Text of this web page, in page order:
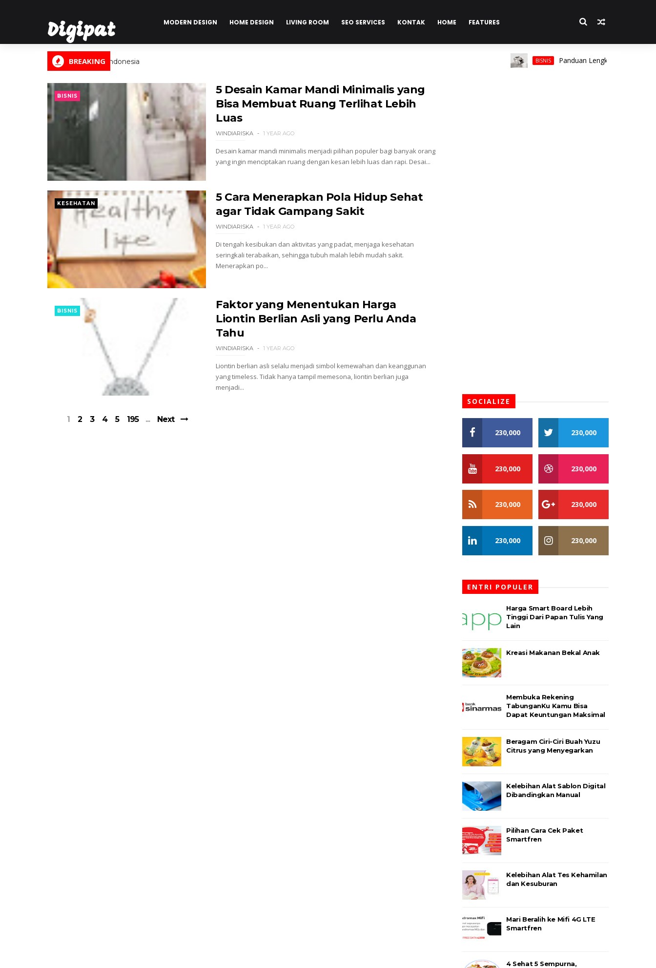
Digipat
Digital Informasi Indonesia
MODERN DESIGN HOME DESIGN LIVING ROOM SEO SERVICES KONTAK HOME FEATURES
BREAKING BISNIS Panduan Lengkap Memilih Cincin
BISNIS
5 Desain Kamar Mandi Minimalis yang
Bisa Membuat Ruang Terlihat Lebih
Luas
WINDIARISKA 1 YEAR AGO
Desain kamar mandi minimalis menjadi pilihan populer bagi banyak orang
yang ingin menciptakan ruang dengan kesan lebih luas dan rapi. Desai...
KESEHATAN
5 Cara Menerapkan Pola Hidup Sehat
agar Tidak Gampang Sakit
WINDIARISKA 1 YEAR AGO
Di tengah kesibukan dan aktivitas yang padat, menjaga kesehatan
seringkali terabaikan, sehingga tubuh malah lebih mudah sakit.
Menerapkan po...
BISNIS
Faktor yang Menentukan Harga
Liontin Berlian Asli yang Perlu Anda
Tahu
WINDIARISKA 1 YEAR AGO
Liontin berlian asli selalu menjadi simbol kemewahan dan keanggunan
yang timeless. Tidak hanya tampil memesona, liontin berlian juga
menjadi...
1 2 3 4 5 195 Next
SOCIALIZE
230,000 230,000
230,000 230,000
230,000 230,000
230,000 230,000
ENTRI POPULER
Harga Smart Board Lebih
Tinggi Dari Papan Tulis Yang
Lain
Kreasi Makanan Bekal Anak
Membuka Rekening
TabunganKu Kamu Bisa
Dapat Keuntungan Maksimal
Beragam Ciri-Ciri Buah Yuzu
Citrus yang Menyegarkan
Kelebihan Alat Sablon Digital
Dibandingkan Manual
Pilihan Cara Cek Paket
Smartfren
Kelebihan Alat Tes Kehamilan
dan Kesuburan
Mari Beralih ke Mifi 4G LTE
Smartfren
4 Sehat 5 Sempurna,